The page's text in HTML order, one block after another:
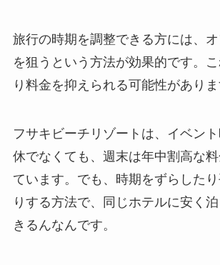
旅行の時期を調整できる方には、
を狙うという方法が効果的です。
り料金を抑えられる可能性がありま
フサキビーチリゾートは、イベン
休でなくても、週末は年中割高な
ています。でも、時期をずらした
りする方法で、同じホテルに安く
きるんなんです。